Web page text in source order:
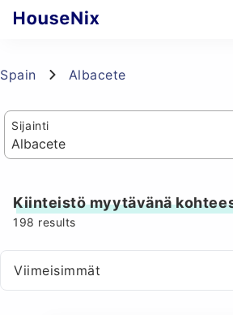
Spain Albacete
Sijainti
Kiinteistö myytävänä
198 results
Viimeisimmät